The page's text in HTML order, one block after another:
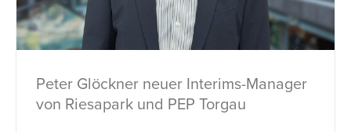
Peter Glöckner neuer Interims-Manager
von Riesapark und PEP Torgau